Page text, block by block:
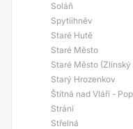
Soláň
Spytiihněv
Staré Hutě
Staré Město
Staré Město (Zlínský
Starý Hrozenkov
Štítná nad Vláří -
Strání
Střelná